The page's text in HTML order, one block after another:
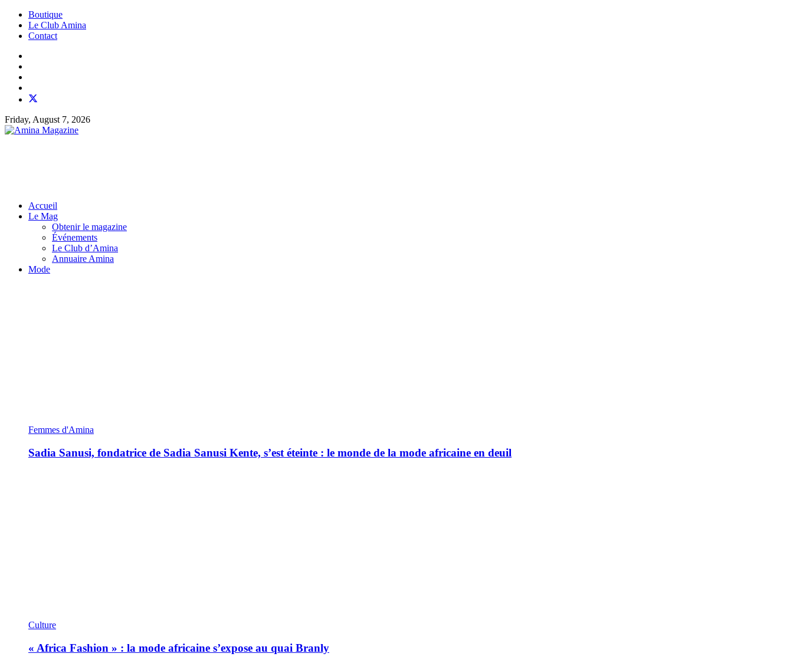
Boutique
Le Club Amina
Contact
Friday, August 7, 2026
Accueil
Le Mag
Obtenir le magazine
Événements
Le Club d’Amina
Annuaire Amina
Mode
Femmes d'Amina
Sadia Sanusi, fondatrice de Sadia Sanusi Kente, s’est éteinte : le monde de la mode africaine en deuil
Culture
« Africa Fashion » : la mode africaine s’expose au quai Branly